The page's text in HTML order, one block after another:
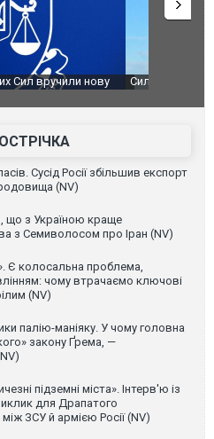
Ярославський НПЗ:
Неймар
Сусід Росії збільшив експорт
родовища (NV)
що з Україною краще
з Семиволосом про Іран (NV)
Є колосальна проблема,
чому втрачаємо ключові
(NV)
палію-маніяку. У чому головна
закону Ґрема, —
підземні міста». Інтерв'ю із
для Драпатого
між ЗСУ й армією Росії (NV)